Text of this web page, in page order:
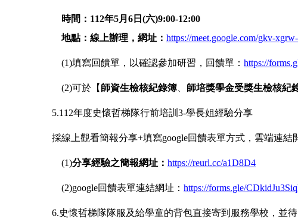
時間： 112年5月 6 日 (六)9:00-12:00
地點：線上辦理，網址： https://meet.google.com/gkv-
(1)填寫回饋單，以確認參加研習，回饋單： https://
(2)可於【 師資生檢核紀錄簿 師培獎學金受獎生檢核紀
5.112年度史懷哲梯隊行前培訓3-學長姐經驗分享
採線上觀看簡報分享+填寫google回饋表單方式，雲端連
(1)分享經驗之簡報網址： https://reurl.cc/a1D8D4
(2)google回饋表單連結網址： https://forms.gle/
6.史懷哲梯隊隊服及給學童的背包直接寄到服務學校，並待